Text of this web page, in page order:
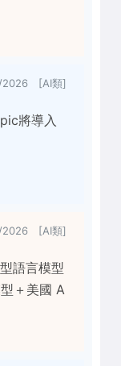
2026 [AI類]
將導入
2026 [AI類]
語言模型
＋美國 A